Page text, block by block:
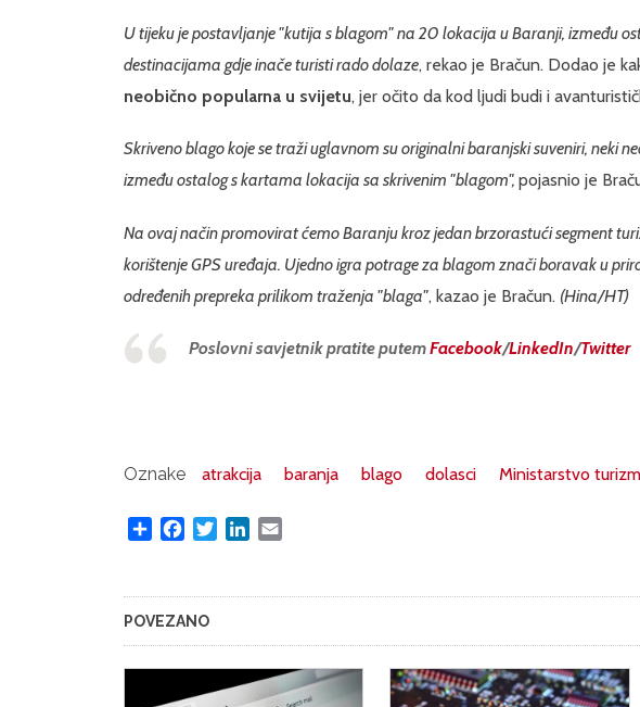
U tijeku je postavljanje "kutija s blagom" na 20 lokacija u Baranji, između
destinacijama gdje inače turisti rado dolaze, rekao je Bračun. Dodao je
neobično popularna u svijetu, jer očito da kod ljudi budi i
Skriveno blago koje se traži uglavnom su originalni baranjski suveniri, neki
između ostalog s kartama lokacija sa skrivenim "blagom", pojasnio je
Na ovaj način promovirat ćemo Baranju kroz jedan brzorastući segment
korištenje GPS uređaja. Ujedno igra potrage za blagom znači boravak u
određenih prepreka prilikom traženja "blaga", kazao je Bračun. (Hina/HT)
Poslovni savjetnik pratite putemFacebook/LinkedIn/Twitter
Oznake atrakcija baranja blago dolasci Ministarstvo
Share FacebookTwitterLinkedIn
POVEZANO